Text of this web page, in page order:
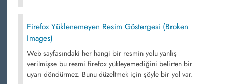
Firefox Yüklenemeyen Resim Göstergesi (Broken
Images)
Web sayfasındaki her hangi bir resmin yolu yanlış
verilmişse bu resmi firefox yükleyemediğini belirten bir
uyarı döndürmez. Bunu düzeltmek için şöyle bir yol var.